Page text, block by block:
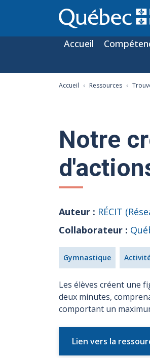
Accueil
Accueil Ressources
Notre
Auteur : RÉCIT
Collaborateur :
Gymnastique
Les élèves créent une
deux minutes,
comportant un
Lien vers la